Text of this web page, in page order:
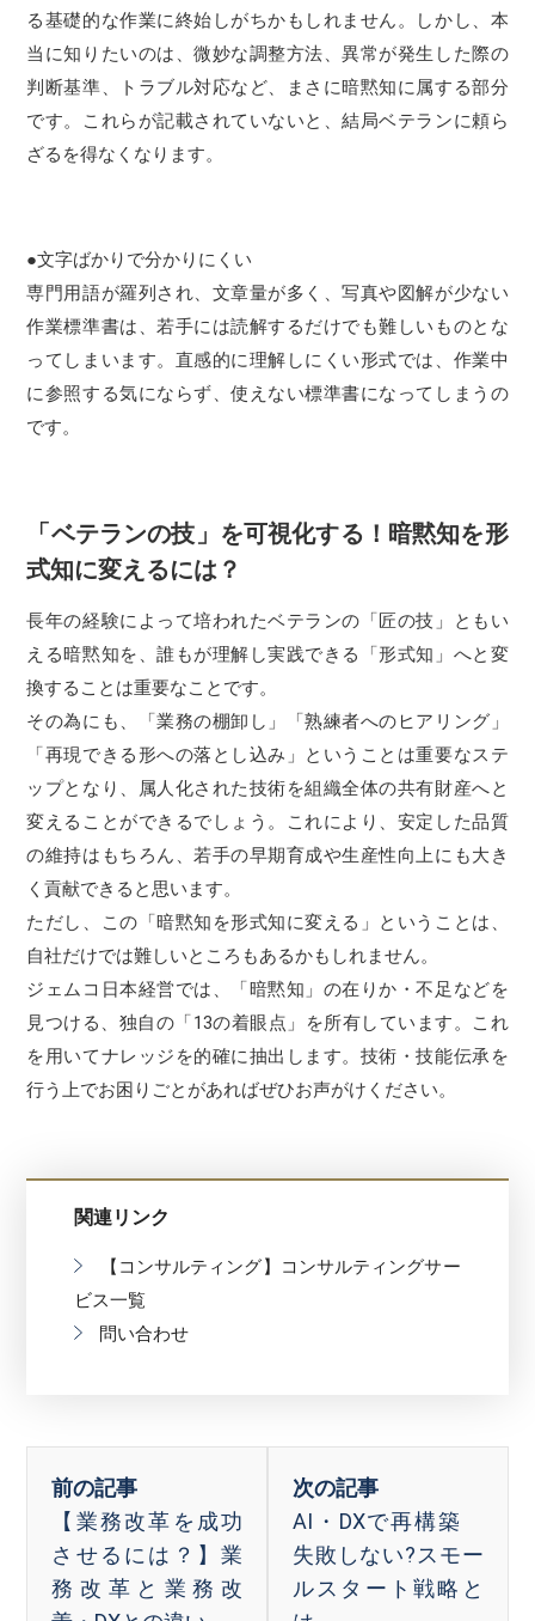
る基礎的な作業に終始しがちかもしれません。しかし、本
当に知りたいのは、微妙な調整方法、異常が発生した際の
判断基準、トラブル対応など、まさに暗黙知に属する部分
です。これらが記載されていないと、結局ベテランに頼ら
ざるを得なくなります。
●文字ばかりで分かりにくい
専門用語が羅列され、文章量が多く、写真や図解が少ない
作業標準書は、若手には読解するだけでも難しいものとな
ってしまいます。直感的に理解しにくい形式では、作業中
に参照する気にならず、使えない標準書になってしまうの
です。
「ベテランの技」を可視化する！暗黙知を形
式知に変えるには？
長年の経験によって培われたベテランの「匠の技」ともい
える暗黙知を、誰もが理解し実践できる「形式知」へと変
換することは重要なことです。
その為にも、「業務の棚卸し」「熟練者へのヒアリング」
「再現できる形への落とし込み」ということは重要なステ
ップとなり、属人化された技術を組織全体の共有財産へと
変えることができるでしょう。これにより、安定した品質
の維持はもちろん、若手の早期育成や生産性向上にも大き
く貢献できると思います。
ただし、この「暗黙知を形式知に変える」ということは、
自社だけでは難しいところもあるかもしれません。
ジェムコ日本経営では、「暗黙知」の在りか・不足などを
見つける、独自の「13の着眼点」を所有しています。これ
を用いてナレッジを的確に抽出します。技術・技能伝承を
行う上でお困りごとがあればぜひお声がけください。
関連リンク
【コンサルティング】コンサルティングサー
ビス一覧
問い合わせ
【業務改革を成功
させるには？】業
務改革と業務改
AI・DXで再構築
失敗しない?スモー
ルスタート戦略と